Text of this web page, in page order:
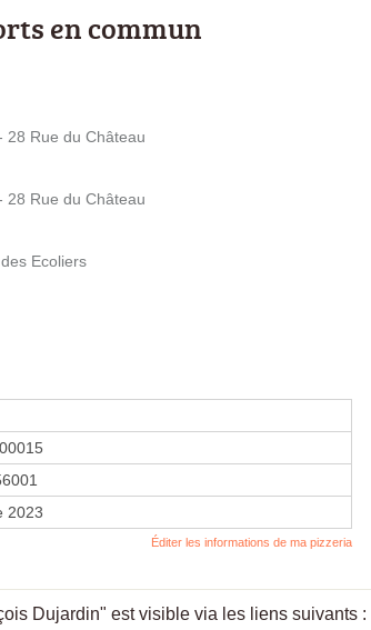
en commun
28 Rue du Château
28 Rue du Château
Ecoliers
2023
Éditer les informations de ma pizzeria
Dujardin" est visible via les liens suivants :